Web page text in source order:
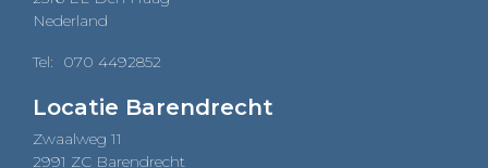
Nederland
Tel: 070 4492852
Locatie Barendrecht
Zwaalweg 11
2991 ZC Barendrecht